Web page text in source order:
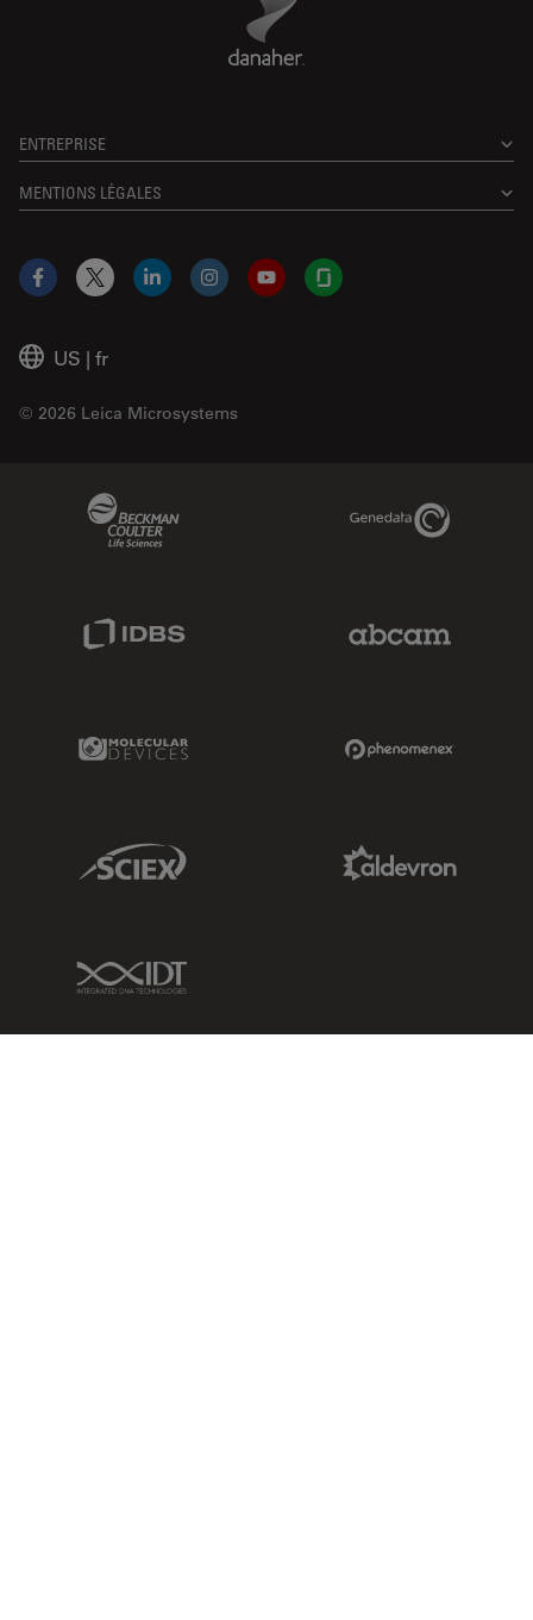
ENTREPRISE
MENTIONS LÉGALES
US | fr
© 2026 Leica Microsystems
Facebook
X LinkedInInstagramYouTubeGlassdoor
Genedata Link
Molecular Devices Link
Sciex Link
IDT Link